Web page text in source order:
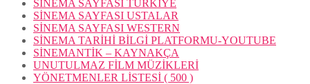
SİNEMA SAYFASI TÜRKİYE
SİNEMA SAYFASI USTALAR
SİNEMA SAYFASI WESTERN
SİNEMA TARİHİ BİLGİ PLATFORMU-YOUTUBE
SİNEMANTİK – KAYNAKÇA
UNUTULMAZ FİLM MÜZİKLERİ
YÖNETMENLER LİSTESİ ( 500 )